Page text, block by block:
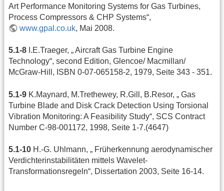
Art Performance Monitoring Systems for Gas Turbines,
Process Compressors & CHP Systems“,
www.gpal.co.uk, Mai 2008.
5.1-8 I.E.Traeger, „ Aircraft Gas Turbine Engine
Technology“, second Edition, Glencoe/ Macmillan/
McGraw-Hill, ISBN 0-07-065158-2, 1979, Seite 343 - 351.
5.1-9 K.Maynard, M.Trethewey, R.Gill, B.Resor, „ Gas
Turbine Blade and Disk Crack Detection Using Torsional
Vibration Monitoring: A Feasibility Study“, SCS Contract
Number C-98-001172, 1998, Seite 1-7.(4647)
5.1-10 H.-G. Uhlmann, „ Früherkennung aerodynamischer
Verdichterinstabilitäten mittels Wavelet-
Transformationsregeln“, Dissertation 2003, Seite 16-14.